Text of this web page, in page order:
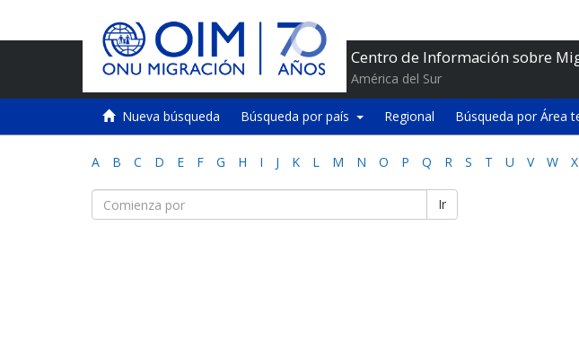
Centro de Información sobre
América del Sur
Nueva búsqueda Búsqueda por país Regional Búsqueda por Área
A B C D E F G H I J K L M N O P Q R S T U V W X
Ir